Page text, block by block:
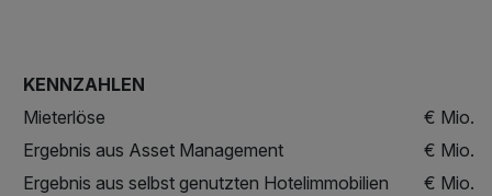
KENNZAHLEN
Mieterlöse
€ Mio.
Ergebnis aus Asset Management
€ Mio.
Ergebnis aus selbst genutzten Hotelimmobilien
€ Mio.